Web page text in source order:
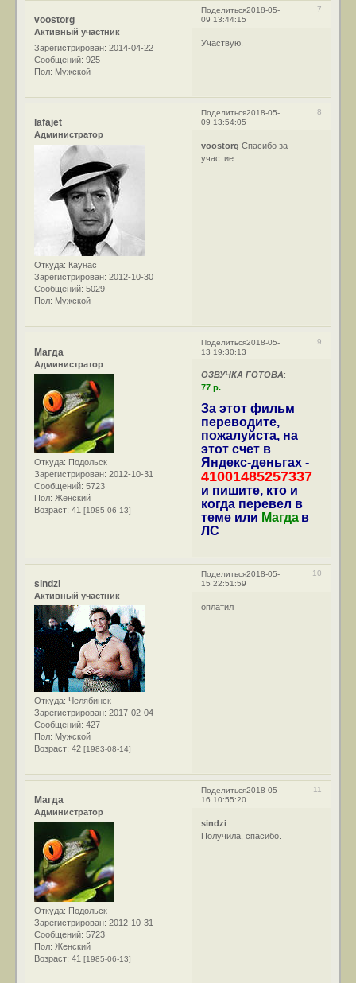
Поделиться 7
2018-05-
09 13:44:15
voostorg
Активный участник
Зарегистрирован: 2014-04-22
Сообщений: 925
Пол: Мужской
Участвую.
Поделиться 8
2018-05-
09 13:54:05
lafajet
Администратор
Откуда: Каунас
Зарегистрирован: 2012-10-30
Сообщений: 5029
Пол: Мужской
voostorg Спасибо за
участие
Поделиться 9
2018-05-
13 19:30:13
Магда
Администратор
Откуда: Подольск
Зарегистрирован: 2012-10-31
Сообщений: 5723
Пол: Женский
Возраст: 41[1985-06-13]
ОЗВУЧКА ГОТОВА:
77 р.
За этот фильм
переводите,
пожалуйста, на
этот счет в
Яндекс-деньгах -
41001485257337
и пишите, кто и
когда перевел в
теме или Магда в
ЛС
Поделиться 10
2018-05-
15 22:51:59
sindzi
Активный участник
Откуда: Челябинск
Зарегистрирован: 2017-02-04
Сообщений: 427
Пол: Мужской
Возраст: 42[1983-08-14]
оплатил
Поделиться 11
2018-05-
16 10:55:20
Магда
Администратор
Откуда: Подольск
Зарегистрирован: 2012-10-31
Сообщений: 5723
Пол: Женский
Возраст: 41[1985-06-13]
sindzi
Получила, спасибо.